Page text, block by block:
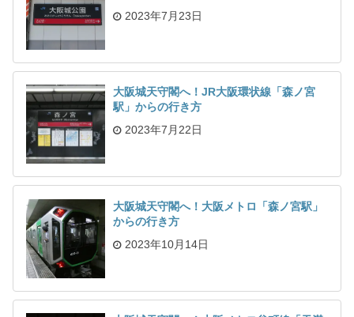
2023年7月23日
大阪城天守閣へ！JR大阪環状線「森ノ宮
駅」からの行き方
2023年7月22日
大阪城天守閣へ！大阪メトロ「森ノ宮駅」
からの行き方
2023年10月14日